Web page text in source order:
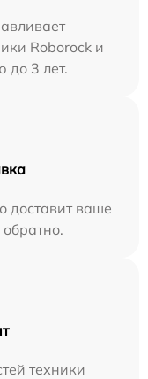
Roborock и
до 3 лет.
доставит ваше
техники